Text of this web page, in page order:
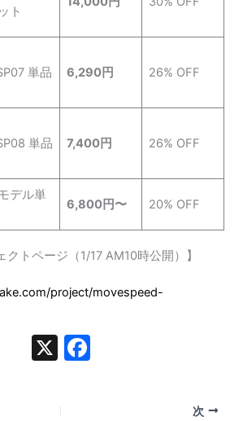
ト
単品 6,290円 26% OFF
単品 7,400円 26% OFF
デル単
6,800円〜 20% OFF
クトページ（1/17 AM10時公開）】
project/movespeed-
X
次